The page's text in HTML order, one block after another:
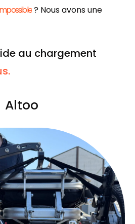
? Nous avons une
au chargement
Altoo